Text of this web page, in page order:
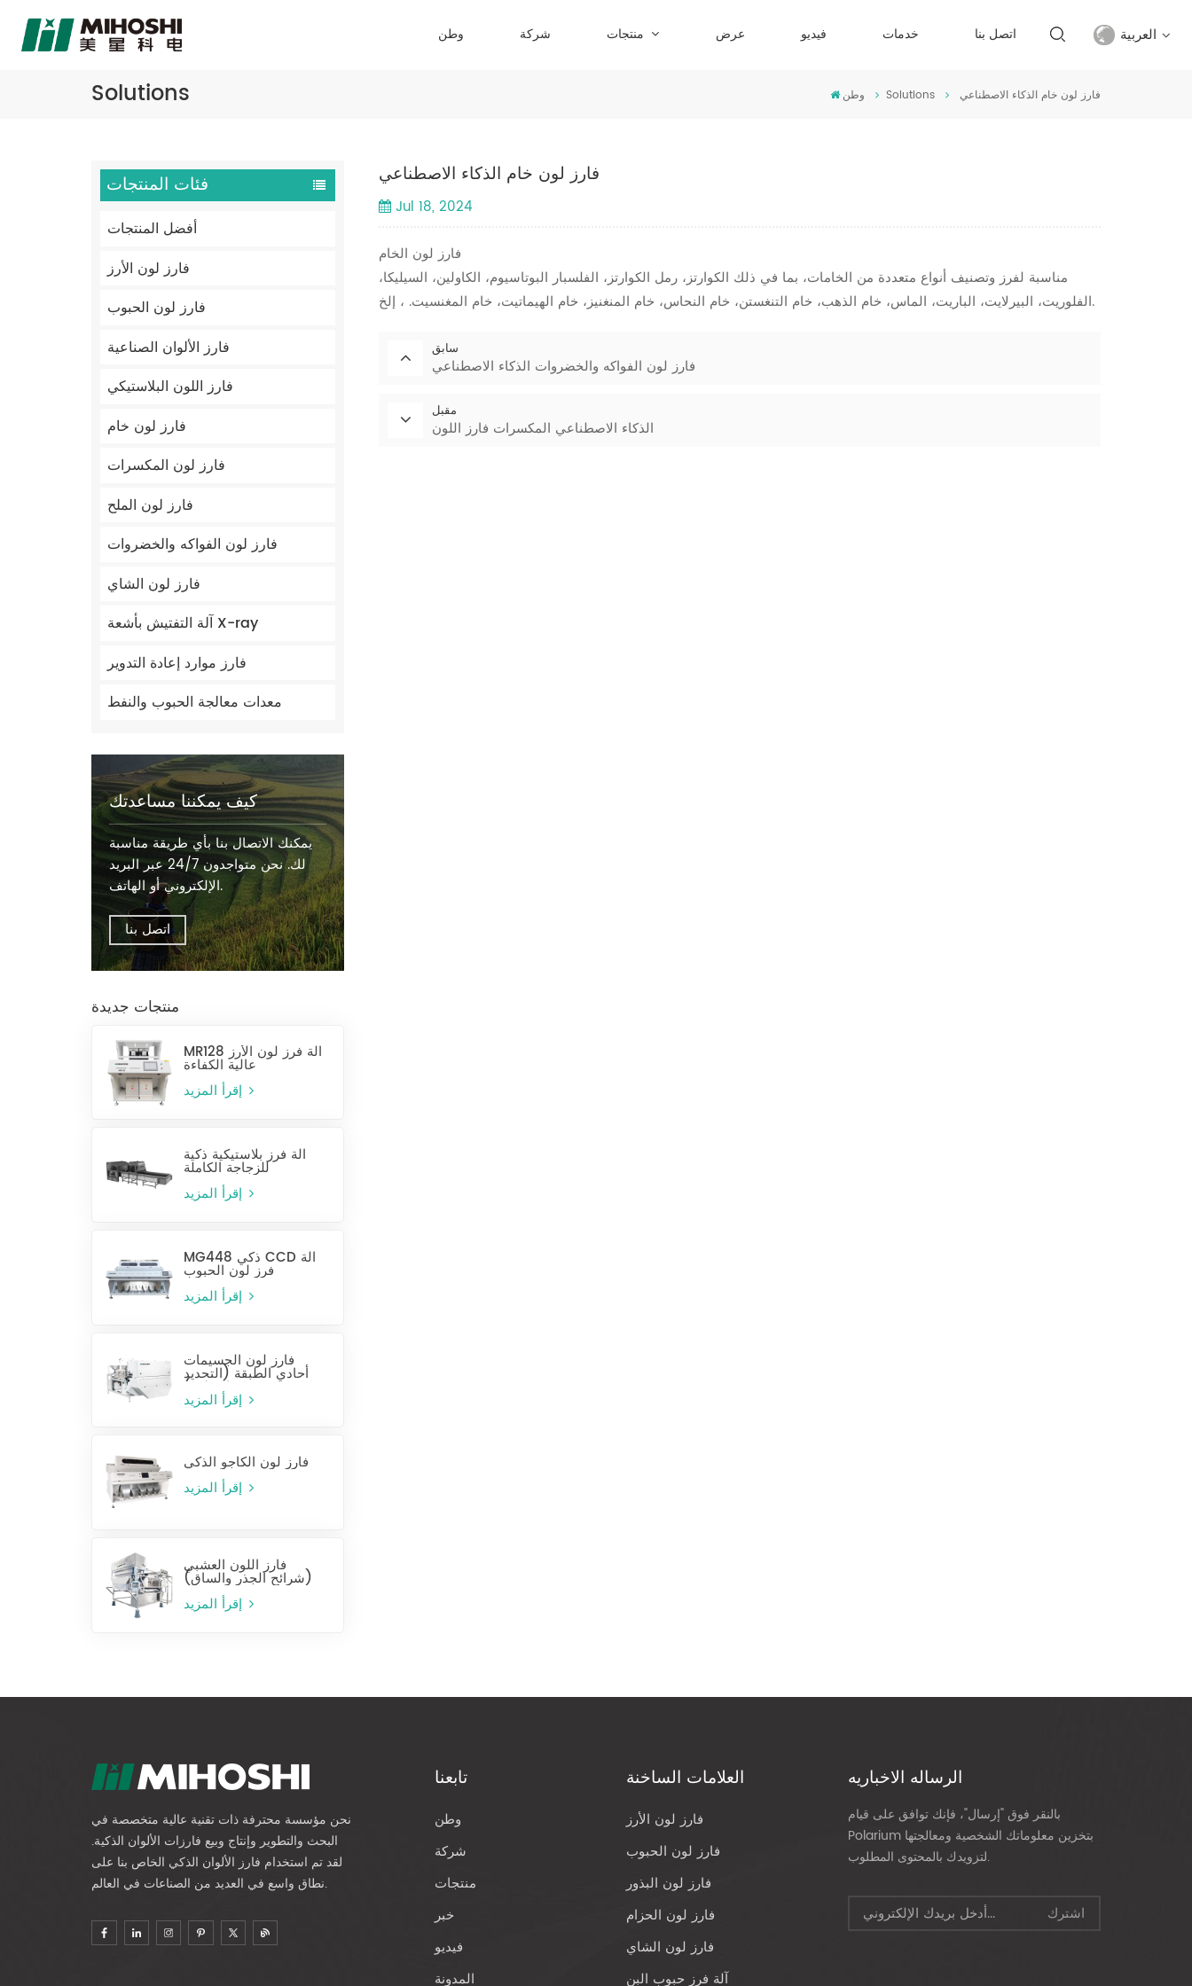
وطن شركة عرض فيديو خدمات اتصل بنا العربية
Türkçe
العربية
Solutions وطن Solutions فارز لون خام الذكاء الاصطناعي
فئات المنتجات
أفضل المنتجات
فارز لون الأرز
فارز لون الحبوب
فارز الألوان الصناعية
فارز اللون البلاستيكي
فارز لون خام
فارز لون المكسرات
فارز لون الملح
فارز لون الفواكه والخضروات
فارز لون الشاي
آلة التفتيش بأشعة X-ray
فارز موارد إعادة التدوير
معدات معالجة الحبوب والنفط
كيف يمكننا مساعدتك
يمكنك الاتصال بنا بأي طريقة مناسبة
لك. نحن متواجدون 24/7 عبر البريد
الإلكتروني أو الهاتف.
اتصل بنا
منتجات جديدة
MR128 آلة فرز لون الأرز
عالية الكفاءة
إقرأ المزيد
آلة فرز بلاستيكية ذكية
للزجاجة الكاملة
إقرأ المزيد
MG448 ذكي CCD آلة
فرز لون الحبوب
إقرأ المزيد
فارز لون الجسيمات
أحادي الطبقة (التحديد
الرطب)
إقرأ المزيد
فارز لون الكاجو الذكي
إقرأ المزيد
فارز اللون العشبي
(شرائح الجذر والساق)
إقرأ المزيد
فارز لون خام الذكاء الاصطناعي
Jul 18, 2024
فارز لون الخام
مناسبة لفرز وتصنيف أنواع متعددة من الخامات، بما في ذلك الكوارتز، رمل الكوارتز، الفلسبار البوتاسيوم، الكاولين، السيليكا،
الفلوريت، البيرلايت، الباريت، الماس، خام الذهب، خام التنغستن، خام النحاس، خام المنغنيز، خام الهيماتيت، خام المغنسيت. ، إلخ.
سابق
فارز لون الفواكه والخضروات الذكاء الاصطناعي
مقبل
الذكاء الاصطناعي المكسرات فارز اللون
نحن مؤسسة محترفة ذات تقنية عالية متخصصة في
البحث والتطوير وإنتاج وبيع فارزات الألوان الذكية.
لقد تم استخدام فارز الألوان الذكي الخاص بنا على
نطاق واسع في العديد من الصناعات في العالم.
تابعنا
وطن
شركة
منتجات
خبر
فيديو
المدونة
العلامات الساخنة
فارز لون الأرز
فارز لون الحبوب
فارز لون البذور
فارز لون الحزام
فارز لون الشاي
آلة فرز حبوب البن
الرساله الاخباريه
بالنقر فوق "إرسال"، فإنك توافق على قيام
Polarium بتخزين معلوماتك الشخصية ومعالجتها
لتزويدك بالمحتوى المطلوب.